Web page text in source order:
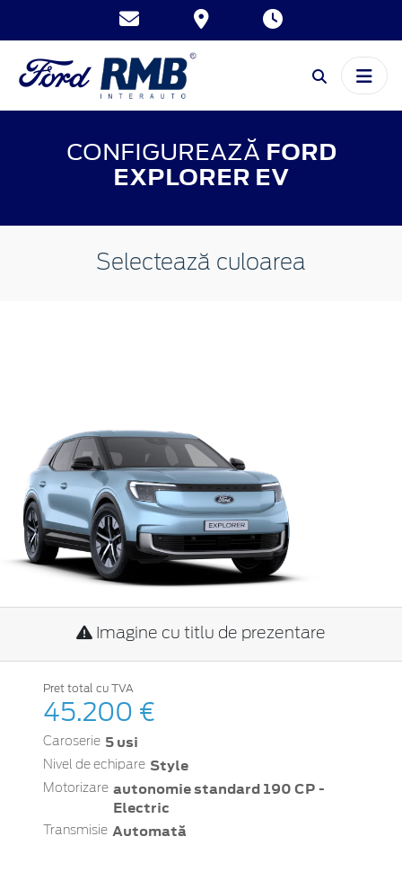
CONFIGUREAZĂ FORD
EXPLORER EV
Selectează culoarea
Imagine cu titlu de prezentare
Pret total cu TVA
45.200 €
Caroserie 5 usi
Nivel de echipare Style
Motorizare autonomie standard 190 CP -
Electric
Transmisie Automată